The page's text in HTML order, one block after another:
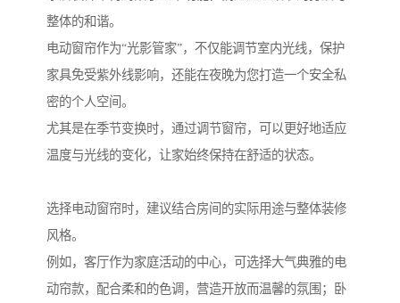
整体的和谐。
电动窗帘作为“光影管家”，不仅能调节室内光线，保护
家具免受紫外线影响，还能在夜晚为您打造一个安全私
密的个人空间。
尤其是在季节变换时，通过调节窗帘，可以更好地适应
温度与光线的变化，让家始终保持在舒适的状态。
选择电动窗帘时，建议结合房间的实际用途与整体装修
风格。
例如，客厅作为家庭活动的中心，可选择大气典雅的电
动帘款，配合柔和的色调，营造开放而温馨的氛围；卧